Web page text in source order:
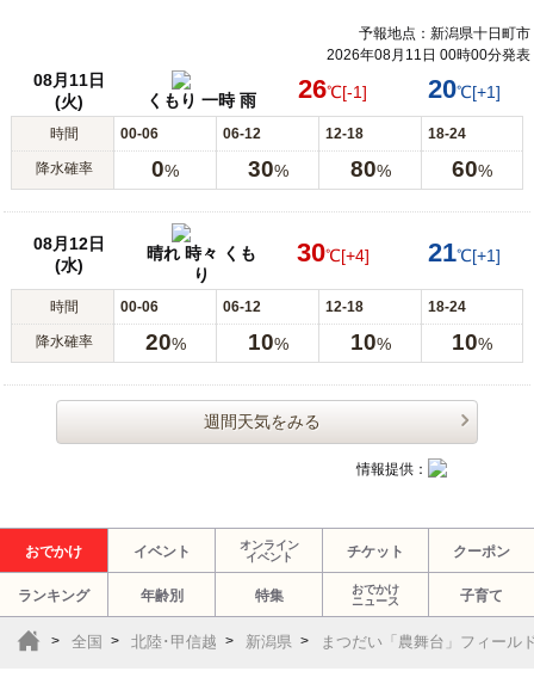
予報地点：新潟県十日町市
2026年08月11日 00時00分発表
08月11日
(火)
くもり 一時 雨 26℃[-1] 20℃[+1]
時間 00-06 06-12 12-18 18-24
降水確率 0% 30% 80% 60%
08月12日
(水)
晴れ 時々 くも
り
30℃[+4] 21℃[+1]
時間 00-06 06-12 12-18 18-24
降水確率 20% 10% 10% 10%
週間天気をみる
情報提供：
おでかけ イベント
オンライン
イベント
チケット クーポン
ランキング 年齢別 特集
おでかけ
ニュース
子育て
全国 北陸･甲信越 新潟県 まつだい「農舞台」フィール